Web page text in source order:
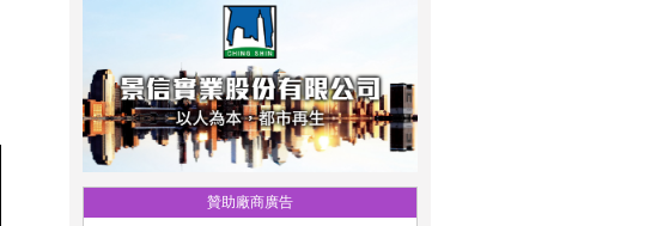
贊助廠商廣告